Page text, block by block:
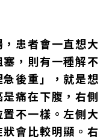
患者會一直想大
，則有一種解不
後重」，就是想
痛在下腹，右側
不一樣。左側大
會比較明顯。右